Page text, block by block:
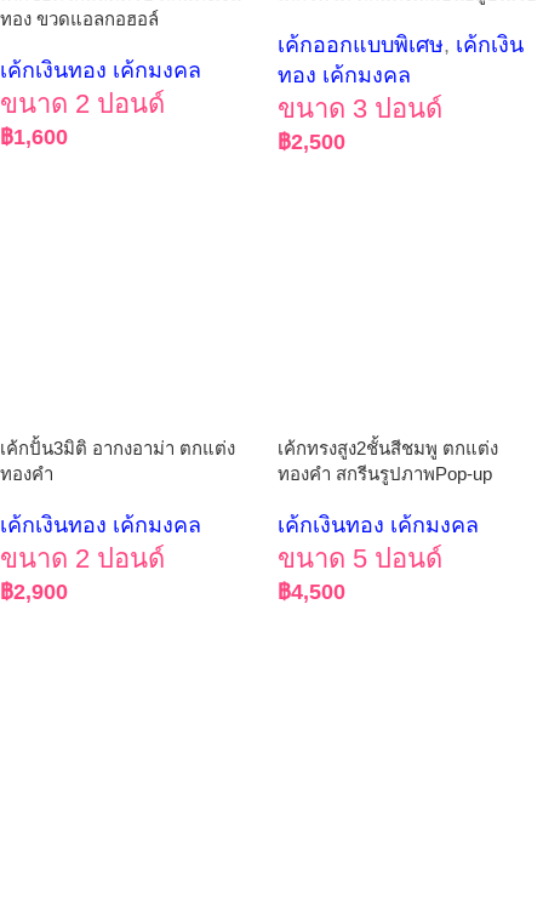
ทอง ขวดแอลกอฮอล์
เค้กเงินทอง เค้กมงคล
ขนาด 2 ปอนด์
฿1,600
เค้กออกแบบพิเศษ, เค้กเงิน
ทอง เค้กมงคล
ขนาด 3 ปอนด์
฿2,500
เค้กปั้น3มิติ อากงอาม่า ตกแต่ง
ทองคำ
เค้กเงินทอง เค้กมงคล
ขนาด 2 ปอนด์
฿2,900
เค้กทรงสูง2ชั้นสีชมพู ตกแต่ง
ทองคำ สกรีนรูปภาพPop-up
เค้กเงินทอง เค้กมงคล
ขนาด 5 ปอนด์
฿4,500